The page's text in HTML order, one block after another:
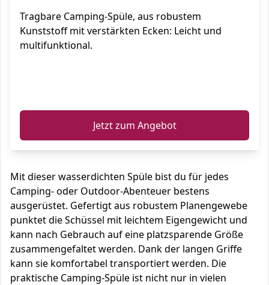
Tragbare Camping-Spüle, aus robustem
Kunststoff mit verstärkten Ecken: Leicht und
multifunktional.
Jetzt zum Angebot
Mit dieser wasserdichten Spüle bist du für jedes
Camping- oder Outdoor-Abenteuer bestens
ausgerüstet. Gefertigt aus robustem Planengewebe
punktet die Schüssel mit leichtem Eigengewicht und
kann nach Gebrauch auf eine platzsparende Größe
zusammengefaltet werden. Dank der langen Griffe
kann sie komfortabel transportiert werden. Die
praktische Camping-Spüle ist nicht nur in vielen